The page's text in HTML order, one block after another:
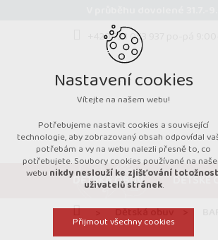
V průběhu dovolené
+420 723 053 937 po-pá 9:00-
DĚTSKÁ OBUV DĚTSKÉ
DomůDětská obuv
Nastavení cookies
Vítejte na našem webu!
Potřebujeme nastavit cookies a související
technologie, aby zobrazovaný obsah odpovídal
potřebám a vy na webu nalezli přesně to, co
potřebujete. Soubory cookies používané na
webu nikdy neslouží ke zjišťování
uživatelů stránek.
Přijmout všechny cookies